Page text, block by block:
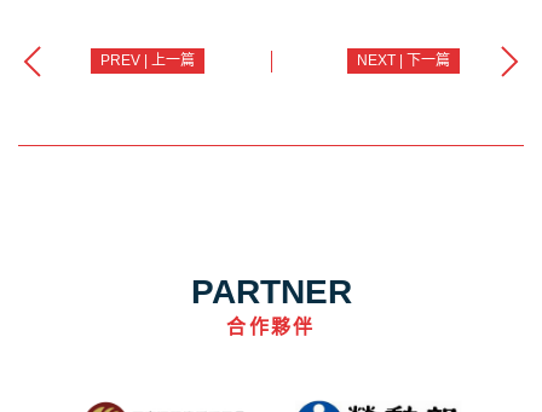
PREV | 上一篇 NEXT | 下一篇
PARTNER
合作夥伴